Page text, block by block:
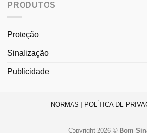
PRODUTOS
Proteção
Sinalização
Publicidade
NORMAS POLÍTICA DE
Copyright 2026 © Bom